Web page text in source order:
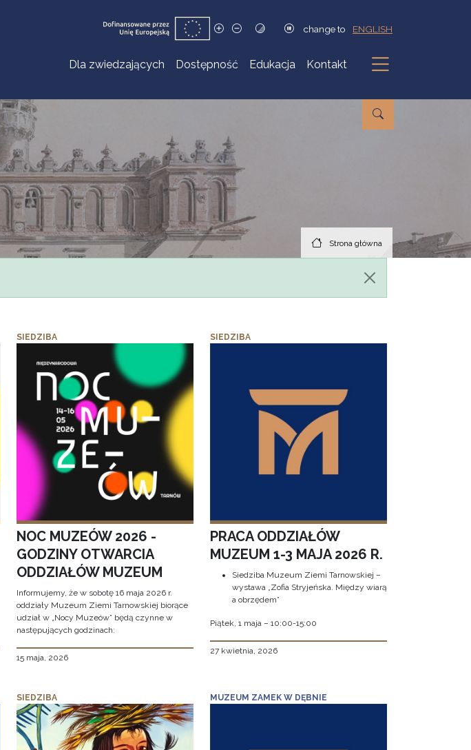
change to ENGLISH
Dla zwiedzających Dostępność Edukacja Kontakt
Podmenu
Strona główna
SIEDZIBA
NOC MUZEÓW 2026 -
GODZINY OTWARCIA
ODDZIAŁÓW MUZEUM
Informujemy, że w sobotę 16 maja 2026 r.
oddziały Muzeum Ziemi Tarnowskiej biorące
udział w „Nocy Muzeów” będą czynne w
następujących godzinach:
15 maja, 2026
SIEDZIBA
PRACA ODDZIAŁÓW
MUZEUM 1-3 MAJA 2026 R.
Siedziba Muzeum Ziemi Tarnowskiej –
wystawa „Zofia Stryjeńska. Między wiarą
a obrzędem”
Piątek, 1 maja – 10:00-15:00
27 kwietnia, 2026
SIEDZIBA MUZEUM ZAMEK W DĘBNIE